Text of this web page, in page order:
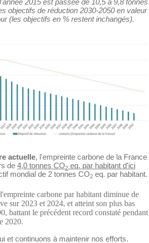
objectifs de réduction 2030-2050 en valeur
(les objectifs en % restent inchangés).
actuelle, l'empreinte carbone de la France
de 4,0 tonnes CO2 eq. par habitant d'ici
mondial de 2 tonnes CO2 eq. par habitant.
l'empreinte carbone par habitant diminue de
sur 2023 et 2024, et atteint son plus bas
battant le précédent record constaté pendant
2020.
et continuons à maintenir nos efforts.